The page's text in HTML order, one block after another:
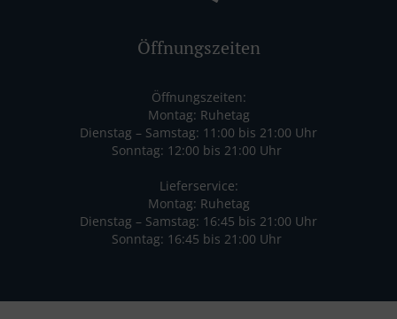
Öffnungszeiten
Öffnungszeiten:
Montag: Ruhetag
Dienstag – Samstag: 11:00 bis 21:00 Uhr
Sonntag: 12:00 bis 21:00 Uhr
Lieferservice:
Montag: Ruhetag
Dienstag – Samstag: 16:45 bis 21:00 Uhr
Sonntag: 16:45 bis 21:00 Uhr